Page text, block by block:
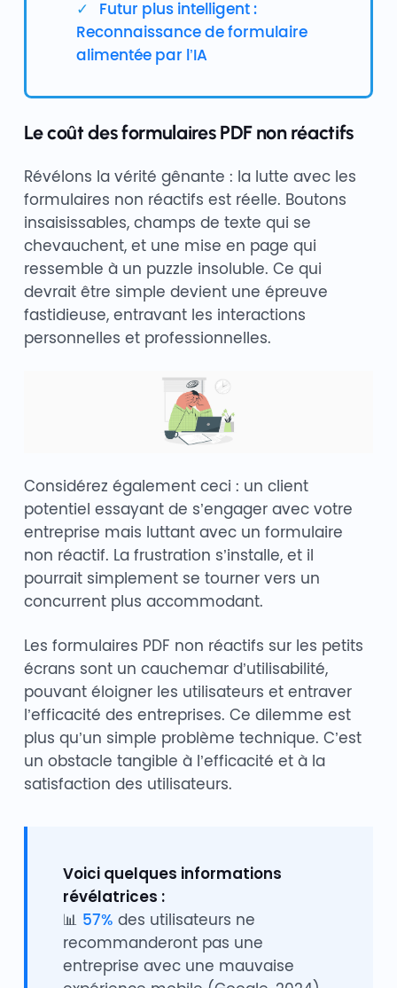
Futur plus intelligent :
Reconnaissance de formulaire
alimentée par l’IA
Le coût des formulaires PDF non réactifs
Révélons la vérité gênante : la lutte avec les
formulaires non réactifs est réelle. Boutons
insaisissables, champs de texte qui se
chevauchent, et une mise en page qui
ressemble à un puzzle insoluble. Ce qui
devrait être simple devient une épreuve
fastidieuse, entravant les interactions
personnelles et professionnelles.
Considérez également ceci : un client
potentiel essayant de s’engager avec votre
entreprise mais luttant avec un formulaire
non réactif. La frustration s’installe, et il
pourrait simplement se tourner vers un
concurrent plus accommodant.
Les formulaires PDF non réactifs sur les petits
écrans sont un cauchemar d’utilisabilité,
pouvant éloigner les utilisateurs et entraver
l’efficacité des entreprises. Ce dilemme est
plus qu’un simple problème technique. C’est
un obstacle tangible à l’efficacité et à la
satisfaction des utilisateurs.
Voici quelques informations
révélatrices :
📊 57% des utilisateurs ne
recommanderont pas une
entreprise avec une mauvaise